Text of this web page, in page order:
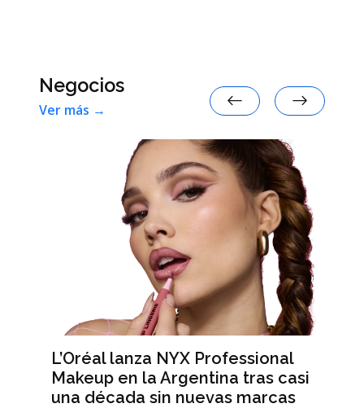
Negocios
Ver más →
L’Oréal lanza NYX Professional
Makeup en la Argentina tras casi
una década sin nuevas marcas